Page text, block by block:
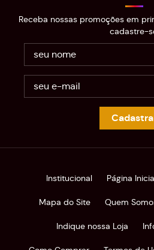
Receba nossas promoções em
cadastre-
Institucional Página
Mapa do Site Quem
Indique nossa Loja